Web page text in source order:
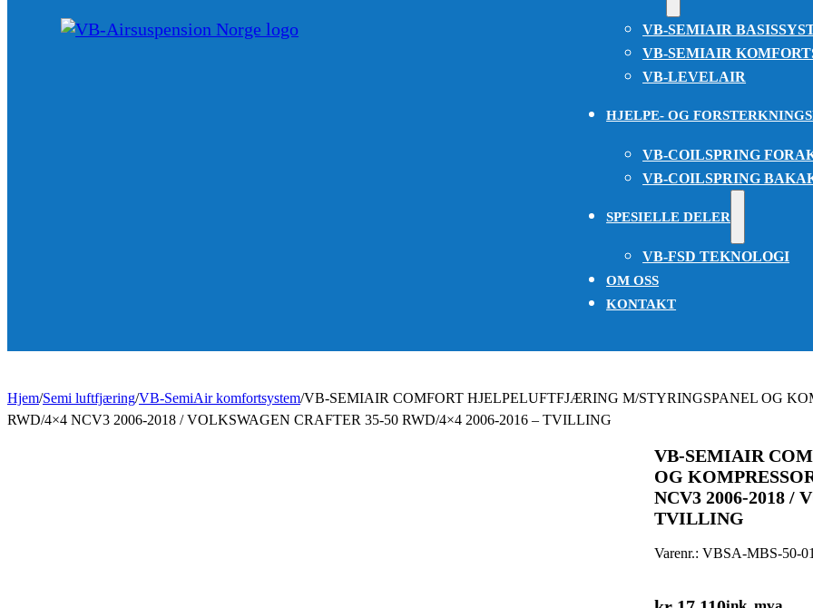
VB-SEMIAIR
VB-SEMIAIR
VB-LEVELAIR
HJELPE- OG
VB-COILSPRING
VB-COILSPRING
SPESIELLE DELER
VB-FSD TEKNOLOGI
OM OSS
KONTAKT
Hjem/Semi luftfjæring/VB-SemiAir komfortsystem/VB-SEMIAIR COMFORT HJELPELUFTFJÆRING M/STYRINGSPANEL OG
RWD/4×4 NCV3 2006-2018 / VOLKSWAGEN CRAFTER 35-50 RWD/4×4 2006-2016 – TVILLING
VB-SEMIAIR
OG
NCV3 2006-2018 /
TVILLING
Varenr.: VBSA-MBS-50-